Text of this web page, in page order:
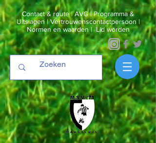
Contact & route|AVG|Programma &
Uitslagen|Vertrouwenscontactpersoon |
Normen en waarden|Lid worden